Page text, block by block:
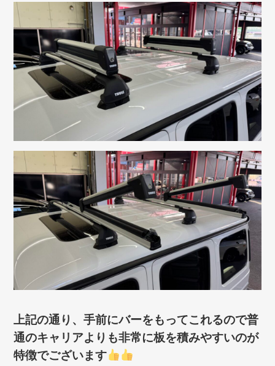
上記の通り、手前にバーをもってこれるので普
通のキャリアよりも非常に板を積みやすいのが
特徴でございます